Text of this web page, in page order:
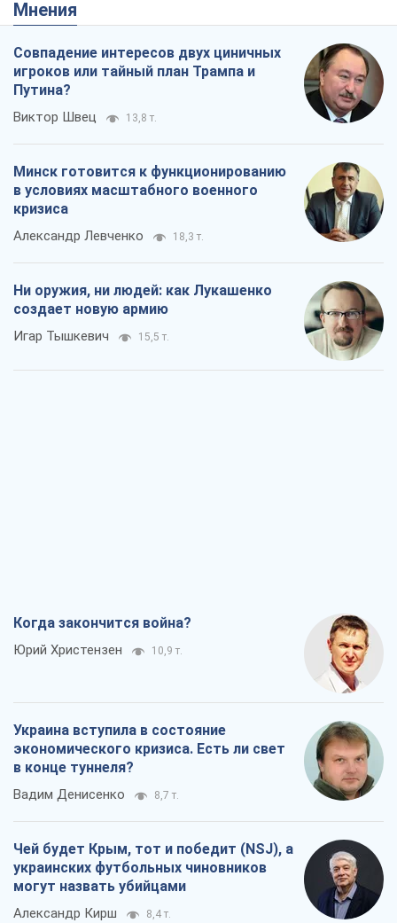
Мнения
Совпадение интересов двух циничных
игроков или тайный план Трампа и
Путина?
Виктор Швец 13,8 т.
Минск готовится к функционированию
в условиях масштабного военного
кризиса
Александр Левченко 18,3 т.
Ни оружия, ни людей: как Лукашенко
создает новую армию
Игар Тышкевич 15,5 т.
Когда закончится война?
Юрий Христензен 10,9 т.
Украина вступила в состояние
экономического кризиса. Есть ли свет
в конце туннеля?
Вадим Денисенко 8,7 т.
Чей будет Крым, тот и победит (NSJ), а
украинских футбольных чиновников
могут назвать убийцами
Александр Кирш 8,4 т.